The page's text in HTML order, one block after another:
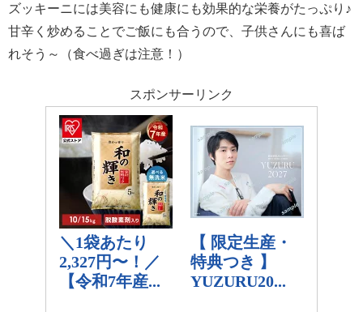
ズッキーニには美容にも健康にも効果的な栄養がたっぷり♪
甘辛く炒めることでご飯にも合うので、子供さんにも喜ば
れそう～（食べ過ぎは注意！）
スポンサーリンク